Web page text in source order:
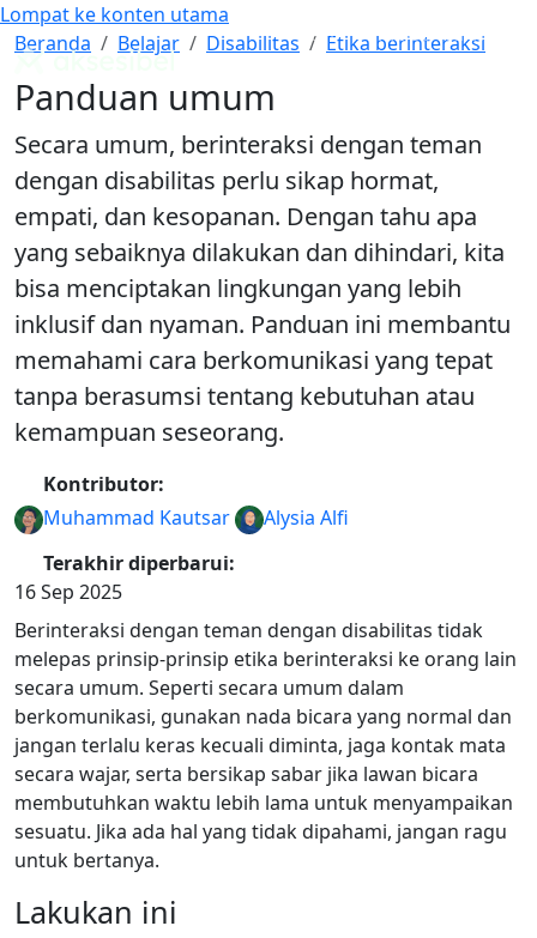
Lompat ke konten utama
Cari
Mode Warna
Beranda Belajar Disabilitas Etika berinteraksi
Panduan umum
Panduan umum
Secara umum, berinteraksi dengan teman
dengan disabilitas perlu sikap hormat,
empati, dan kesopanan. Dengan tahu apa
yang sebaiknya dilakukan dan dihindari, kita
bisa menciptakan lingkungan yang lebih
inklusif dan nyaman. Panduan ini membantu
memahami cara berkomunikasi yang tepat
tanpa berasumsi tentang kebutuhan atau
kemampuan seseorang.
Kontributor:
Muhammad Kautsar
Alysia Alfi
Terakhir diperbarui:
16 Sep 2025
Berinteraksi dengan teman dengan disabilitas tidak
melepas prinsip-prinsip etika berinteraksi ke orang lain
secara umum. Seperti secara umum dalam
berkomunikasi, gunakan nada bicara yang normal dan
jangan terlalu keras kecuali diminta, jaga kontak mata
secara wajar, serta bersikap sabar jika lawan bicara
membutuhkan waktu lebih lama untuk menyampaikan
sesuatu. Jika ada hal yang tidak dipahami, jangan ragu
untuk bertanya.
Lakukan ini